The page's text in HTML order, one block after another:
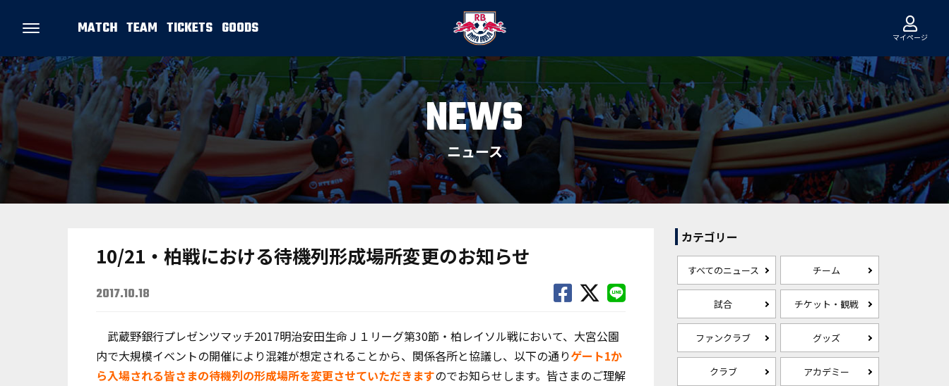
MATCH TEAM TICKETS GOODS マイページ
NEWS
ニュース
10/21・柏戦における待機列形成場所変更のお知らせ
2017.10.18
武蔵野銀行プレゼンツマッチ2017明治安田生命Ｊ１リーグ第30節・柏レイソル戦において、大宮公園
内で大規模イベントの開催により混雑が想定されることから、関係各所と協議し、以下の通りゲート1か
ら入場される皆さまの待機列の形成場所を変更させていただきますのでお知らせします。皆さまのご理解
カテゴリー
すべてのニュース チーム
試合 チケット・観戦
ファンクラブ グッズ
クラブ アカデミー